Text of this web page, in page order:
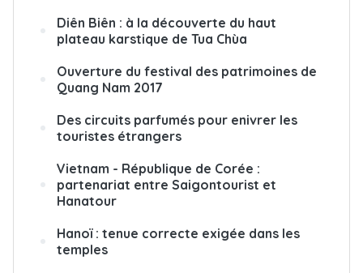
Diên Biên : à la découverte du haut
plateau karstique de Tua Chùa
Ouverture du festival des patrimoines de
Quang Nam 2017
Des circuits parfumés pour enivrer les
touristes étrangers
Vietnam - République de Corée :
partenariat entre Saigontourist et
Hanatour
Hanoï : tenue correcte exigée dans les
temples